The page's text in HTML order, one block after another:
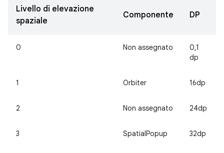
Livello di elevazione
spaziale
Componente DP
0 Non assegnato
0,1
dp
1 Orbiter 16dp
2 Non assegnato 24dp
3 SpatialPopup 32dp